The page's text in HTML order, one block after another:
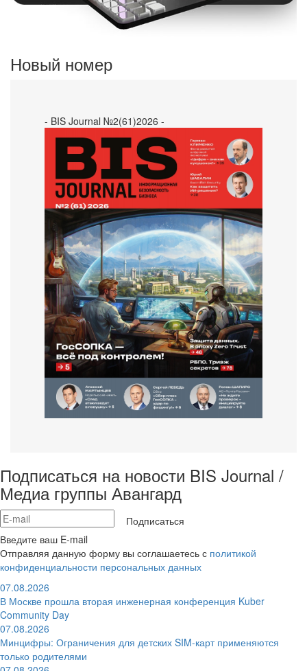
Новый номер
- BIS Journal №2(61)2026 -
Подписаться на новости BIS Journal /
Медиа группы Авангард
Подписаться
Введите ваш E-mail
Отправляя данную форму вы соглашаетесь с политикой
конфиденциальности персональных данных
07.08.2026
В Москве прошла вторая инженерная конференция Kuber
Community Day
07.08.2026
Минцифры: Ограничения для детских SIM-карт применяются
только родителями